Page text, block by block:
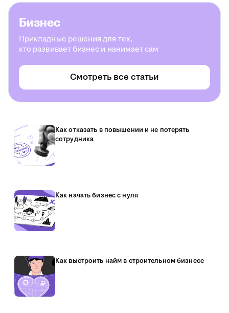
Бизнес
Прикладные решения для тех,
кто развивает бизнес и нанимает сам
Смотреть все статьи
Как отказать в повышении и не потерять
сотрудника
Как начать бизнес с нуля
Как выстроить найм в строительном бизнесе